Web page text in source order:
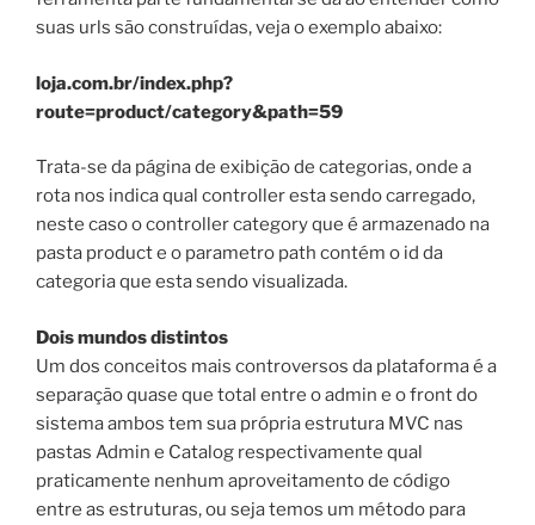
suas urls são construídas, veja o exemplo abaixo:
loja.com.br/index.php?
route=product/category&path=59
Trata-se da página de exibição de categorias, onde a
rota nos indica qual controller esta sendo carregado,
neste caso o controller category que é armazenado na
pasta product e o parametro path contém o id da
categoria que esta sendo visualizada.
Dois mundos distintos
Um dos conceitos mais controversos da plataforma é a
separação quase que total entre o admin e o front do
sistema ambos tem sua própria estrutura MVC nas
pastas Admin e Catalog respectivamente qual
praticamente nenhum aproveitamento de código
entre as estruturas, ou seja temos um método para